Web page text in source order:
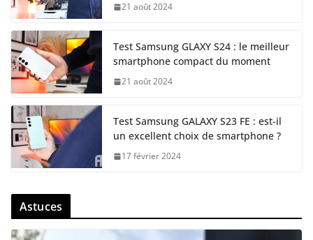
21 août 2024
Test Samsung GLAXY S24 : le meilleur
smartphone compact du moment
21 août 2024
Test Samsung GALAXY S23 FE : est-il
un excellent choix de smartphone ?
17 février 2024
Astuces